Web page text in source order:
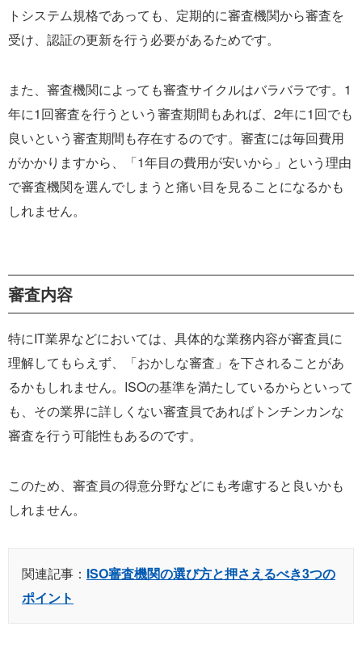
トシステム規格であっても、定期的に審査機関から審査を
受け、認証の更新を行う必要があるためです。
また、審査機関によっても審査サイクルはバラバラです。1
年に1回審査を行うという審査期間もあれば、2年に1回でも
良いという審査期間も存在するのです。審査には毎回費用
がかかりますから、「1年目の費用が安いから」という理由
で審査機関を選んでしまうと痛い目を見ることになるかも
しれません。
審査内容
特にIT業界などにおいては、具体的な業務内容が審査員に
理解してもらえず、「おかしな審査」を下されることがあ
るかもしれません。ISOの基準を満たしているからといって
も、その業界に詳しくない審査員であればトンチンカンな
審査を行う可能性もあるのです。
このため、審査員の得意分野などにも考慮すると良いかも
しれません。
関連記事： ISO審査機関の選び方と押さえるべき3つの
ポイント